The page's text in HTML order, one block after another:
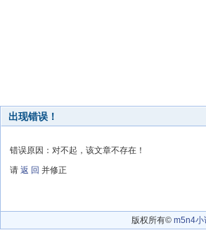
出现错误！
错误原因：对不起，该文章不存在！
请 返 回 并修正
版权所有© m5n4小